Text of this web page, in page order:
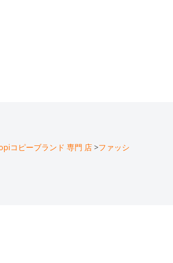
コピーブランド 専門 店>ファッシ